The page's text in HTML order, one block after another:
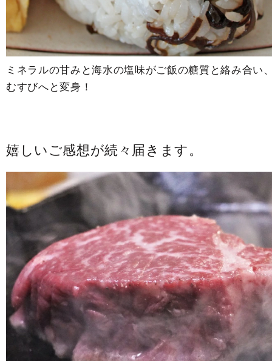
ミネラルの甘みと海水の塩味がご飯の糖質と絡み合い
むすびへと変身！
嬉しいご感想が続々届きます。